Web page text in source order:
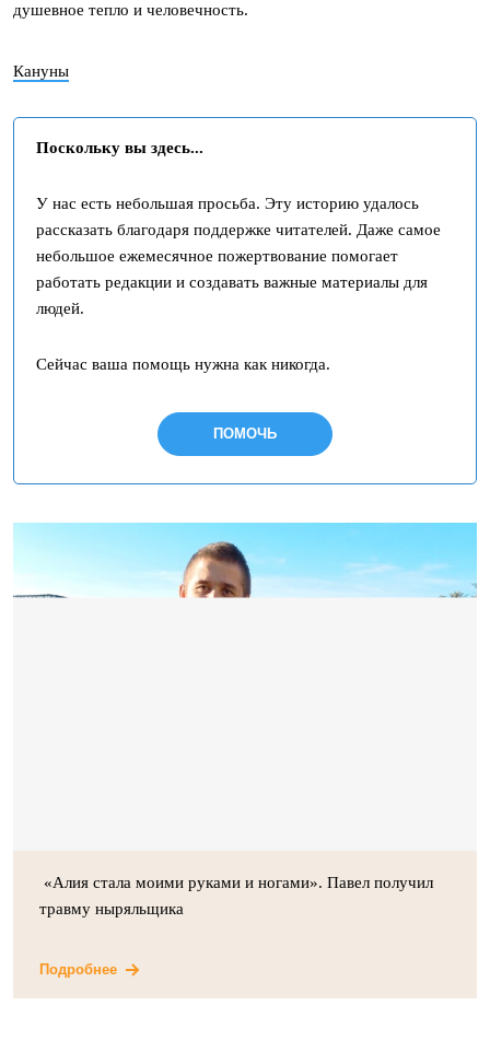
душевное тепло и человечность.
Кануны
Поскольку вы здесь...
У нас есть небольшая просьба. Эту историю удалось
рассказать благодаря поддержке читателей. Даже самое
небольшое ежемесячное пожертвование помогает
работать редакции и создавать важные материалы для
людей.
Сейчас ваша помощь нужна как никогда.
ПОМОЧЬ
«Алия стала моими руками и ногами». Павел получил
травму ныряльщика
Подробнее